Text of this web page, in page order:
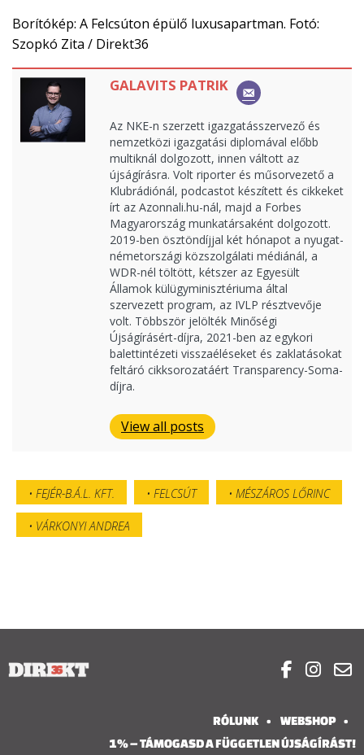
Borítókép: A Felcsúton épülő luxusapartman. Fotó:
Szopkó Zita / Direkt36
GALAVITS PATRIK
Az NKE-n szerzett igazgatásszervező és
nemzetközi igazgatási diplomával előbb
multiknál dolgozott, innen váltott az
újságírásra. Volt riporter és műsorvezető a
Klubrádiónál, podcastot készített és cikkeket
írt az Azonnali.hu-nál, majd a Forbes
Magyarország munkatársaként dolgozott.
2019-ben ösztöndíjjal két hónapot a nyugat-
németországi közszolgálati médiánál, a
WDR-nél töltött, kétszer az Egyesült
Államok külügyminisztériuma által
szervezett program, az IVLP résztvevője
volt. Többször jelölték Minőségi
Újságírásért-díjra, 2021-ben az egykori
balettintézeti visszaéléseket és zaklatásokat
feltáró cikksorozatáért Transparency-Soma-
díjra.
View all posts
FEJÉR-B.Á.L. KFT. FELCSÚT MÉSZÁROS LŐRINC
VÁRKONYI ANDREA
  
RÓLUNK
WEBSHOP
1% – TÁMOGASD A FÜGGETLEN ÚJSÁGÍRÁST!